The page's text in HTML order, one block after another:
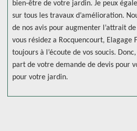
bien-être de votre jardin. Je peux
sur tous les travaux d’amélioration.
de nos avis pour augmenter l’attrait
vous résidez a Rocquencourt, Elagage
toujours à l’écoute de vos soucis.
part de votre demande de devis pour
pour votre jardin.